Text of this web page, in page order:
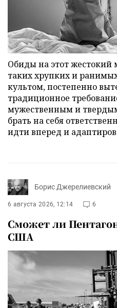
Обиды на этот
таких хрупких и
культом, постепенно
традиционное
мужественным и
брать на себя
идти вперед и
Борис Джерелиевский
6 августа 2026, 12:14 6
Сможет ли
США